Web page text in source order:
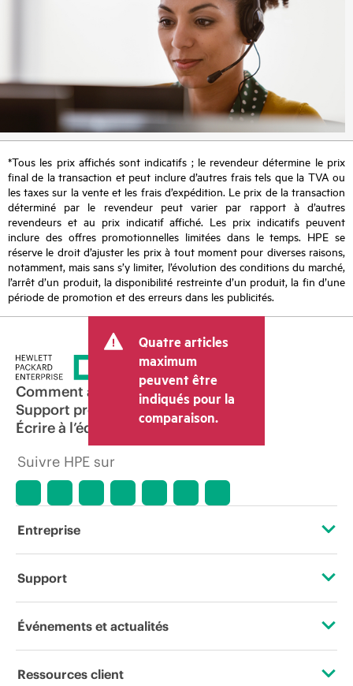
*Tous les prix affichés sont indicatifs ; le revendeur détermine le prix
final de la transaction et peut inclure d’autres frais tels que la TVA ou
les taxes sur la vente et les frais d’expédition. Le prix de la transaction
déterminé par le revendeur peut varier par rapport à d’autres
revendeurs et au prix indicatif affiché. Les prix indicatifs peuvent
inclure des offres promotionnelles limitées dans le temps. HPE se
réserve le droit d’ajuster les prix à tout moment pour diverses raisons,
notamment, mais sans s’y limiter, l’évolution des conditions du marché,
l’arrêt d’un produit, la disponibilité restreinte d’un produit, la fin d’une
période de promotion et des erreurs dans les publicités.
Quatre articles
maximum
peuvent être
indiqués pour la
comparaison.
Comment acheter
Support produit
Écrire à l’équipe commerciale
Suivre HPE sur
Entreprise
À propos de HPE
Support
Services d’assistance opérationnelle (OSS)
Événements et actualités
Événements
Ressources client